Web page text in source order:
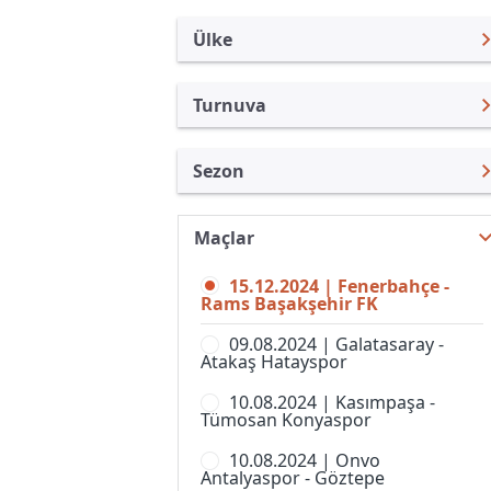
Ülke
Türkiye
Uluslararası
Uluslararası Kulüpler
Turkiye
İngiltere
İspanya
Almanya Amatör
Fransa
İtalya
Turnuva
Türkiye Kupası
1. Lig
Spor Toto Kupası
Super Lig, Women
Sezon
Süper Lig 26/27
Süper Lig 25/26
Süper Lig 23/24
Süper Lig 22/23
Süper Lig 21/22
Süper Lig 20/21
Maçlar
15.12.2024 | Fenerbahçe -
Rams Başakşehir FK
09.08.2024 | Galatasaray -
Atakaş Hatayspor
10.08.2024 | Kasımpaşa -
Tümosan Konyaspor
10.08.2024 | Onvo
Antalyaspor - Göztepe